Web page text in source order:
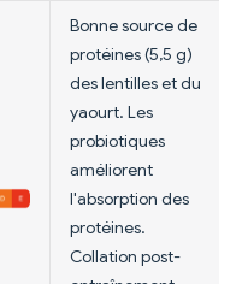
Bonne source de
protéines (5,5 g)
des lentilles et du
yaourt. Les
probiotiques
améliorent
l'absorption des
protéines.
Collation post-